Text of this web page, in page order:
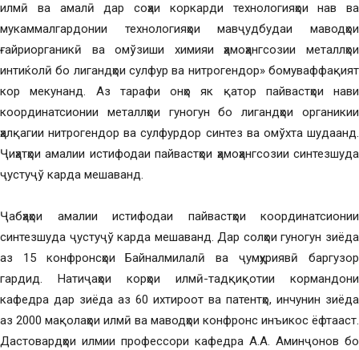
илмӣ ва амалӣ дар соҳаи коркарди технологияҳои нав ва
мукаммалгардонии технологияҳои мавҷудбудаи маводҳои
ғайриорганикӣ ва омўзиши химияи ҳамоҳангсозии металлҳои
интиќолӣ бо лигандҳои сулфур ва нитрогендор» бомуваффақият
кор мекунанд. Аз тарафи онҳо як қатор пайвастҳои нави
координатсионии металлҳои гуногун бо лигандҳои органикии
ҳалқагии нитрогендор ва сулфурдор синтез ва омўхта шудаанд.
Ҷиҳатҳои амалии истифодаи пайвастҳои ҳамоҳангсозии синтезшуда
ҷустуҷў карда мешаванд.
Ҷабҳаҳои амалии истифодаи пайвастҳои координатсионии
синтезшуда ҷустуҷў карда мешаванд. Дар солҳои гуногун зиёда
аз 15 конфронсҳои Байналмилалӣ ва ҷумҳуриявӣ баргузор
гардид. Натиҷаҳои корҳои илмӣ-тадқиқотии кормандони
кафедра дар зиёда аз 60 ихтироот ва патентҳо, инчунин зиёда
аз 2000 мақолаҳои илмӣ ва маводҳои конфронс инъикос ёфтааст.
Дастовардҳои илмии профессори кафедра А.А. Аминҷонов бо